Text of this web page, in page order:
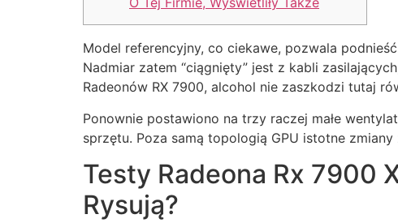
Model referencyjny, co ciekawe, pozwala
Nadmiar zatem “ciągnięty” jest z kabli
Radeonów RX 7900, alcohol nie zaszkodzi tutaj
Ponownie postawiono na trzy raczej małe
sprzętu. Poza samą topologią GPU istotne
Testy Radeona Rx 7900
Rysują?